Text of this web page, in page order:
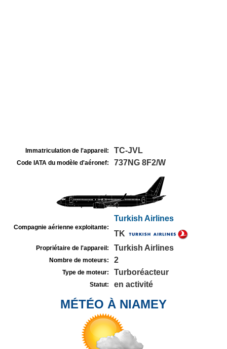
Immatriculation de l'appareil: TC-JVL
Code IATA du modèle d'aéronef: 737NG 8F2/W
Compagnie aérienne exploitante:
Turkish Airlines
TK
Propriétaire de l'appareil: Turkish Airlines
Nombre de moteurs: 2
Type de moteur: Turboréacteur
Statut: en activité
MÉTÉO À NIAMEY